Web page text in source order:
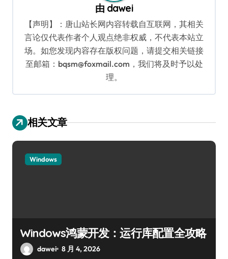
由 dawei
【声明】：唐山站长网内容转载自互联网，其相关
言论仅代表作者个人观点绝非权威，不代表本站立
场。如您发现内容存在版权问题，请提交相关链接
至邮箱：bqsm@foxmail.com，我们将及时予以处
理。
相关文章
Windows
Windows鸿蒙开发：运行库配置全攻略
dawei 8 月 4, 2026